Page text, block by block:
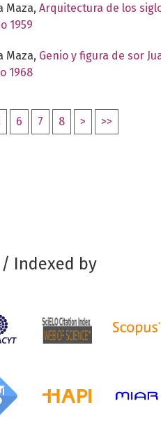
Maza, Arquitectura de los
1959
Maza, Genio y figura de sor
1968
6 7 8 > >>
Indexed by